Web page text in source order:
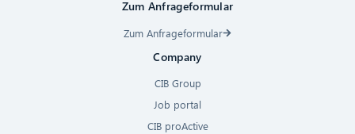
Zum Anfrageformular
Zum Anfrageformular
Company
CIB Group
Job portal
CIB proActive